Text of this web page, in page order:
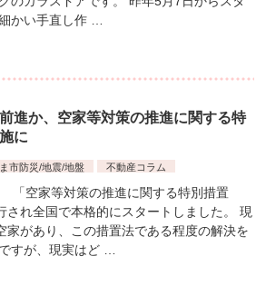
かい手直し作 …
進か、空家等対策の推進に関する特
に
市防災/地震/地盤 不動産コラム
「空家等対策の推進に関する特別措置
され全国で本格的にスタートしました。 現
家があり、この措置法である程度の解決を
すが、現実はど …